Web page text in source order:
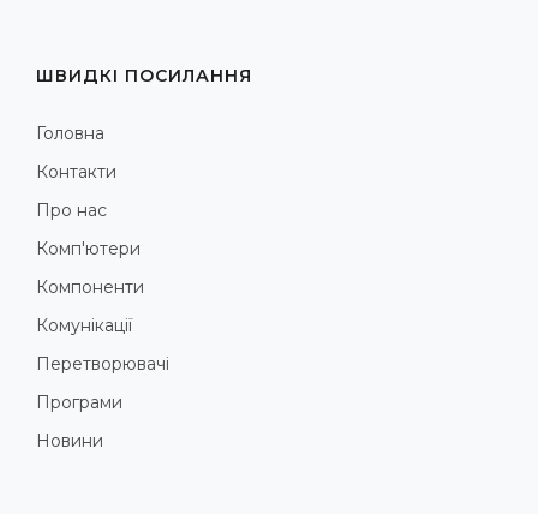
ШВИДКІ ПОСИЛАННЯ
Головна
Контакти
Про нас
Комп'ютери
Компоненти
Комунікації
Перетворювачі
Програми
Новини